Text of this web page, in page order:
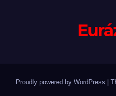
Proudly powered by WordPress